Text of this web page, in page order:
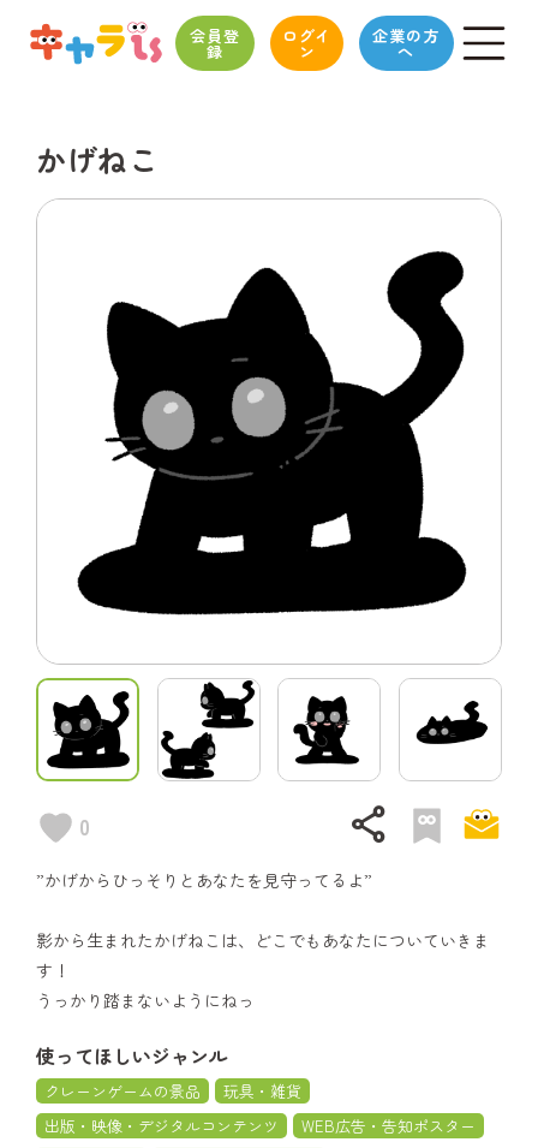
会員登
録
ログイ
ン
企業の方
へ
かげねこ
0 share
”かげからひっそりとあなたを見守ってるよ”
影から生まれたかげねこは、どこでもあなたについていきま
す！
うっかり踏まないようにねっ
使ってほしいジャンル
クレーンゲームの景品
玩具・雑貨
出版・映像・デジタルコンテンツ
WEB広告・告知ポスター